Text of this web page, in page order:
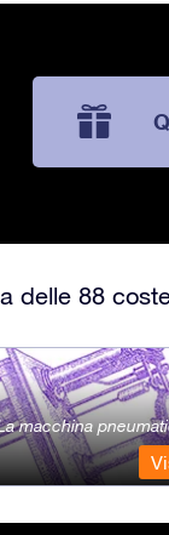
delle 88
macchina